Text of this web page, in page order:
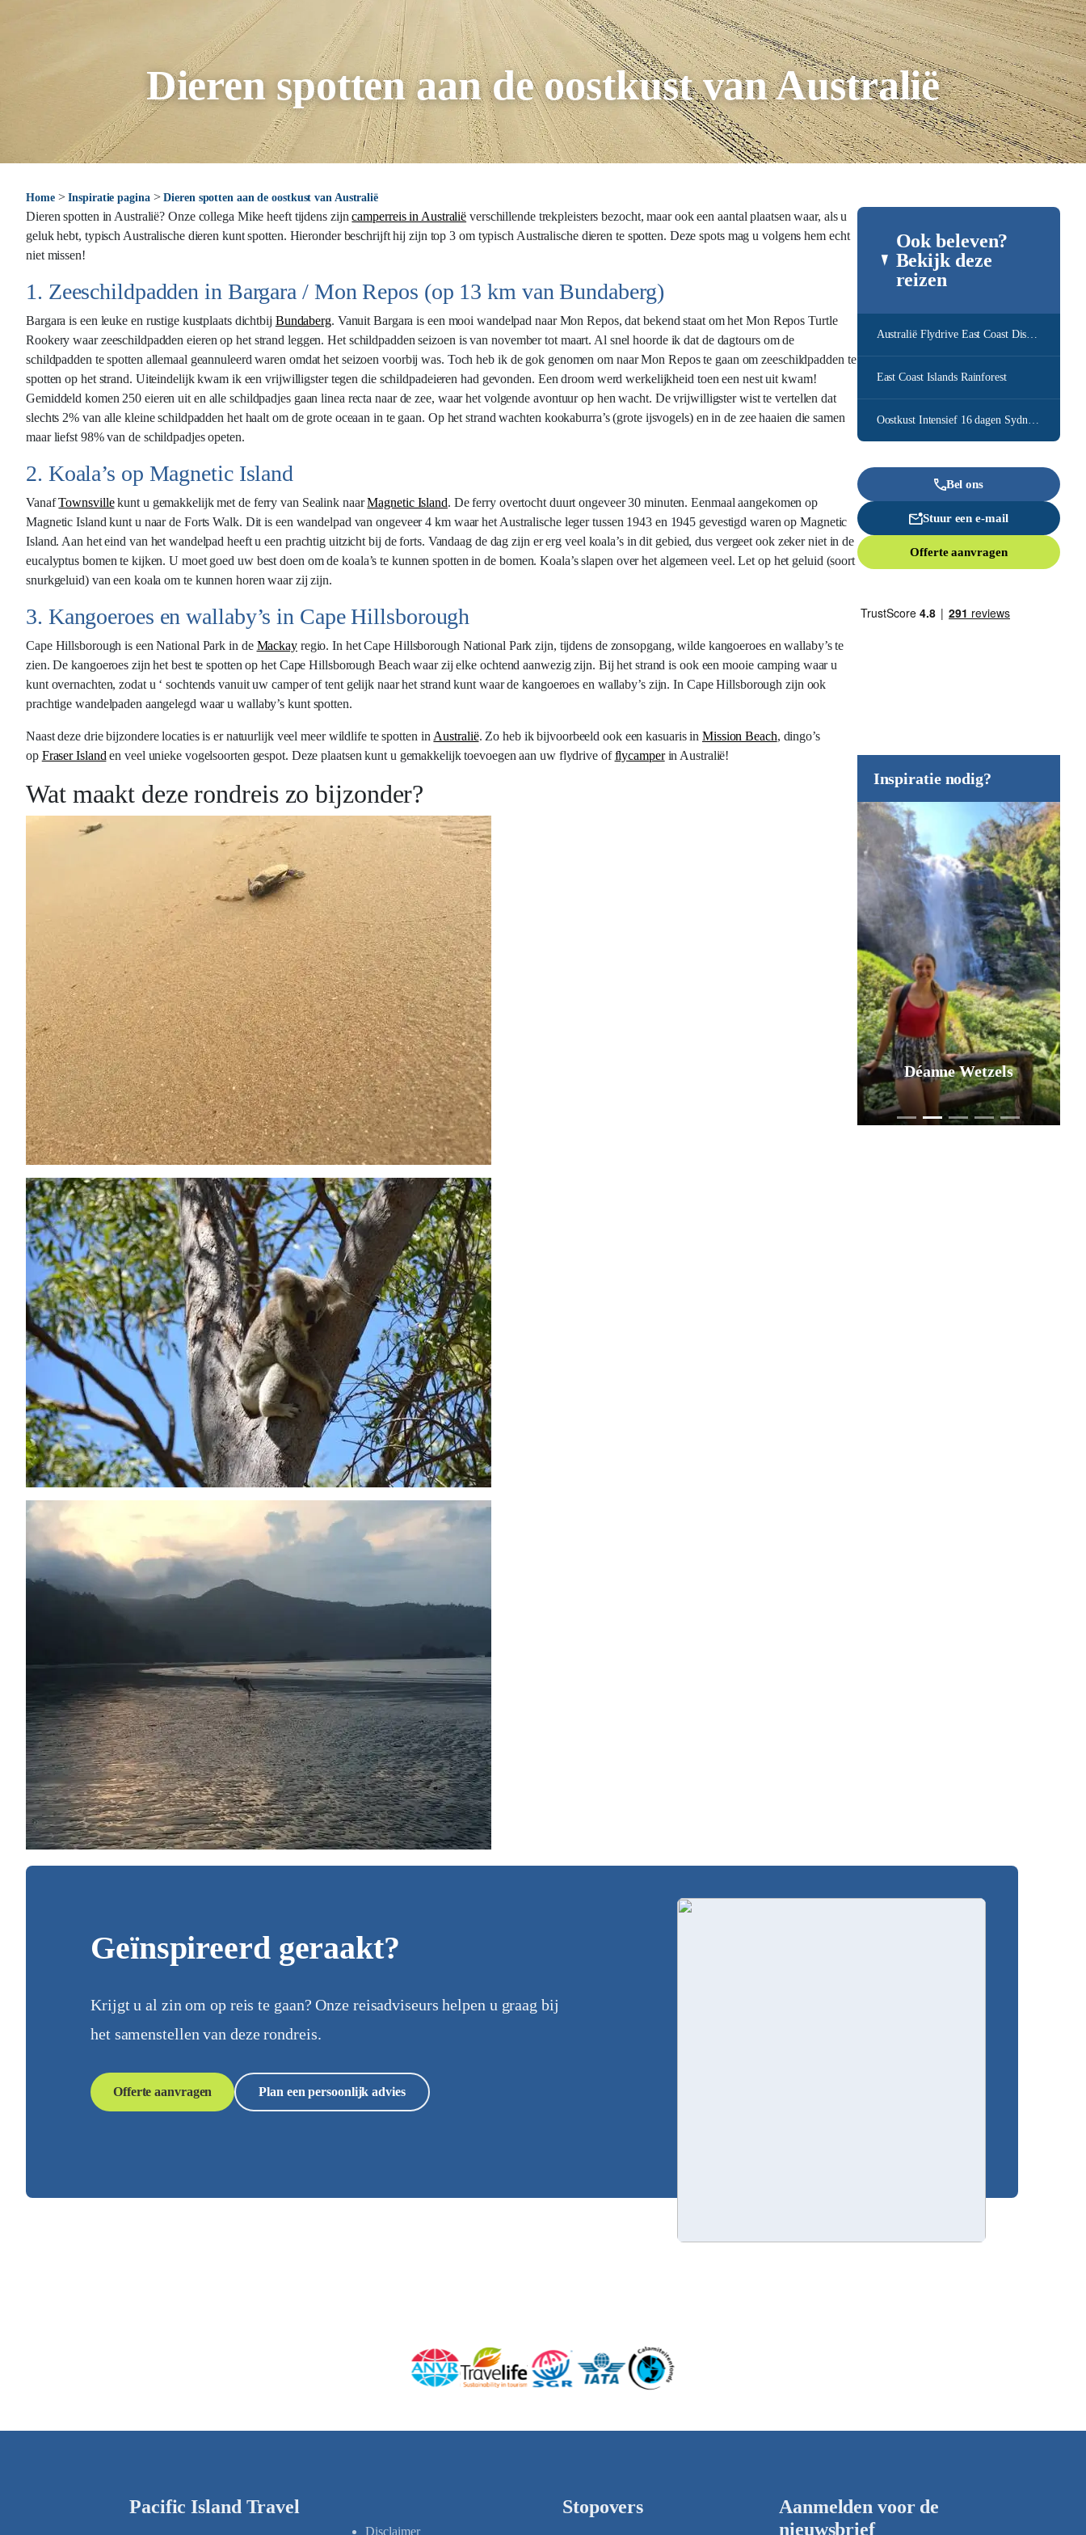
Dieren spotten aan de oostkust van Australië
Home>Inspiratie pagina>Dieren spotten aan de oostkust van Australië
Ook beleven?
Bekijk deze
reizen
Australië Flydrive East Coast Discovery
East Coast Islands Rainforest
Oostkust Intensief 16 dagen Sydney – Cairns
Bel ons
Stuur een e-mail
Offerte aanvragen
Inspiratie nodig?
Déanne Wetzels
Dieren spotten in Australië? Onze collega Mike heeft tijdens zijncamperreis in Australië verschillende trekpleisters bezocht, maar ook een aantal plaatsen waar, als u
geluk hebt, typisch Australische dieren kunt spotten. Hieronder beschrijft hij zijn top 3 om typisch Australische dieren te spotten. Deze spots mag u volgens hem echt
niet missen!
1. Zeeschildpadden in Bargara / Mon Repos (op 13 km van Bundaberg)
Bargara is een leuke en rustige kustplaats dichtbij Bundaberg. Vanuit Bargara is een mooi wandelpad naar Mon Repos, dat bekend staat om het Mon Repos Turtle
Rookery waar zeeschildpadden eieren op het strand leggen. Het schildpadden seizoen is van november tot maart. Al snel hoorde ik dat de dagtours om de
schildpadden te spotten allemaal geannuleerd waren omdat het seizoen voorbij was. Toch heb ik de gok genomen om naar Mon Repos te gaan om zeeschildpadden te
spotten op het strand. Uiteindelijk kwam ik een vrijwilligster tegen die schildpadeieren had gevonden. Een droom werd werkelijkheid toen een nest uit kwam!
Gemiddeld komen 250 eieren uit en alle schildpadjes gaan linea recta naar de zee, waar het volgende avontuur op hen wacht. De vrijwilligster wist te vertellen dat
slechts 2% van alle kleine schildpadden het haalt om de grote oceaan in te gaan. Op het strand wachten kookaburra’s (grote ijsvogels) en in de zee haaien die samen
maar liefst 98% van de schildpadjes opeten.
2. Koala’s op Magnetic Island
VanafTownsvillekunt u gemakkelijk met de ferry van Sealink naarMagnetic Island. De ferry overtocht duurt ongeveer 30 minuten. Eenmaal aangekomen op
Magnetic Island kunt u naar de Forts Walk. Dit is een wandelpad van ongeveer 4 km waar het Australische leger tussen 1943 en 1945 gevestigd waren op Magnetic
Island. Aan het eind van het wandelpad heeft u een prachtig uitzicht bij de forts. Vandaag de dag zijn er erg veel koala’s in dit gebied, dus vergeet ook zeker niet in de
eucalyptus bomen te kijken. U moet goed uw best doen om de koala’s te kunnen spotten in de bomen. Koala’s slapen over het algemeen veel. Let op het geluid (soort
snurkgeluid) van een koala om te kunnen horen waar zij zijn.
3. Kangoeroes en wallaby’s in Cape Hillsborough
Cape Hillsborough is een National Park in de Mackayregio. In het Cape Hillsborough National Park zijn, tijdens de zonsopgang, wilde kangoeroes en wallaby’s te
zien. De kangoeroes zijn het best te spotten op het Cape Hillsborough Beach waar zij elke ochtend aanwezig zijn. Bij het strand is ook een mooie camping waar u
kunt overnachten, zodat u ‘ sochtends vanuit uw camper of tent gelijk naar het strand kunt waar de kangoeroes en wallaby’s zijn. In Cape Hillsborough zijn ook
prachtige wandelpaden aangelegd waar u wallaby’s kunt spotten.
Naast deze drie bijzondere locaties is er natuurlijk veel meer wildlife te spotten in Australië. Zo heb ik bijvoorbeeld ook een kasuaris inMission Beach, dingo’s
op Fraser Island en veel unieke vogelsoorten gespot. Deze plaatsen kunt u gemakkelijk toevoegen aan uw flydrive offlycamperin Australië!
Wat maakt deze rondreis zo bijzonder?
Geïnspireerd geraakt?
Krijgt u al zin om op reis te gaan? Onze reisadviseurs helpen u graag bij
het samenstellen van deze rondreis.
Offerte aanvragen Plan een persoonlijk advies
Pacific Island Travel
Disclaimer
Stopovers
Aanmelden voor de
nieuwsbrief